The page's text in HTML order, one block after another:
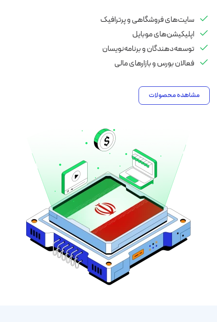
سایت‌های فروشگاهی و پرترافیک
اپلیکیشن‌های موبایل
توسعه‌دهندگان و برنامه‌نویسان
فعالان بورس و بازارهای مالی
مشاهده محصولات